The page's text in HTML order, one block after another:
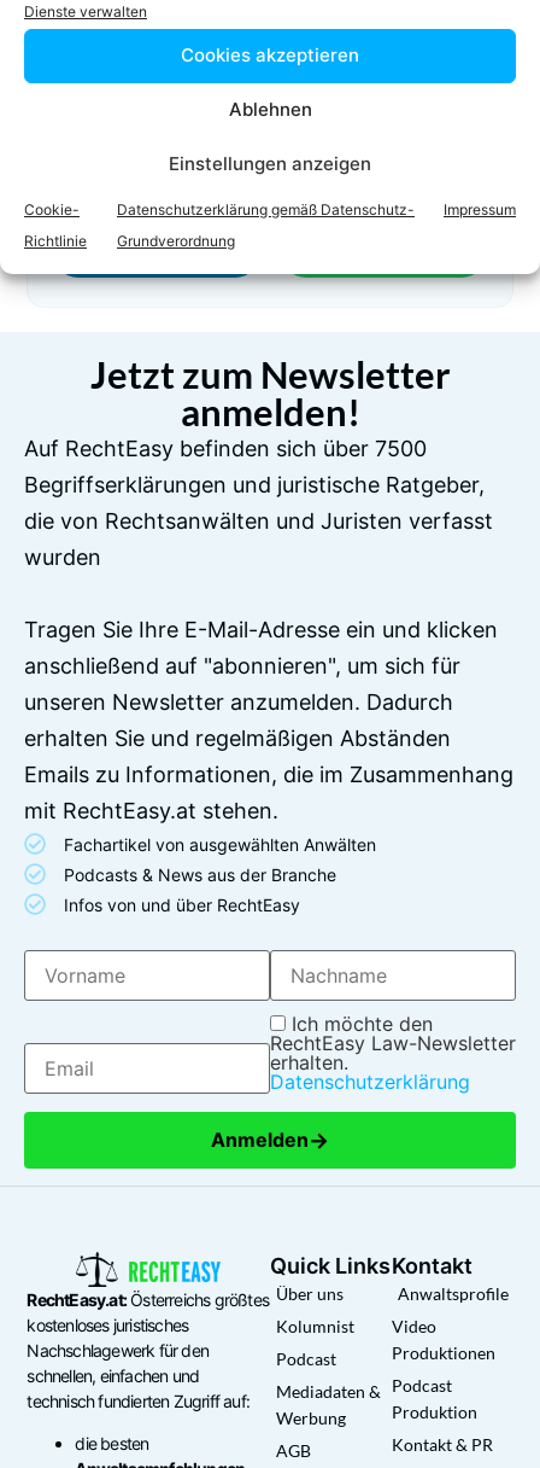
Dienste verwalten
Cookies akzeptieren
Ablehnen
Einstellungen anzeigen
Cookie-
Richtlinie
Datenschutzerklärung gemäß Datenschutz-
Grundverordnung
Impressum
LinkedIn
Jetzt zum Newsletter
anmelden!
Auf RechtEasy befinden sich über 7500
Begriffserklärungen und juristische Ratgeber,
die von Rechtsanwälten und Juristen verfasst
wurden
Tragen Sie Ihre E-Mail-Adresse ein und klicken
anschließend auf "abonnieren", um sich für
unseren Newsletter anzumelden. Dadurch
erhalten Sie und regelmäßigen Abständen
Emails zu Informationen, die im Zusammenhang
mit RechtEasy.at stehen.
Fachartikel von ausgewählten Anwälten
Podcasts & News aus der Branche
Infos von und über RechtEasy
Ich möchte den
RechtEasy Law-Newsletter
erhalten.
Datenschutzerklärung
Anmelden→
RechtEasy.at:Österreichs größtes
kostenloses juristisches
Nachschlagewerk für den
schnellen, einfachen und
technisch fundierten Zugriff auf:
die besten
Quick Links
Über uns
Kolumnist
Podcast
Mediadaten &
Werbung
AGB
Kontakt
Anwaltsprofile
Video
Produktionen
Podcast
Produktion
Kontakt & PR